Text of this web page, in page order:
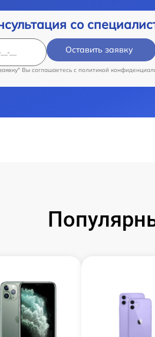
со
Оставить заявку
Вы соглашаетесь c политикой